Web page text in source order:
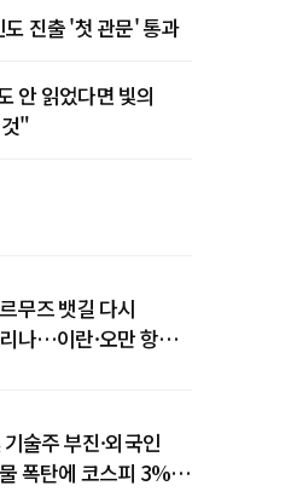
진출 '첫 관문' 통과
안 읽었다면 빛의
"
무즈 뱃길 다시
나…이란·오만 항로
술주 부진·외국인
폭탄에 코스피 3%대